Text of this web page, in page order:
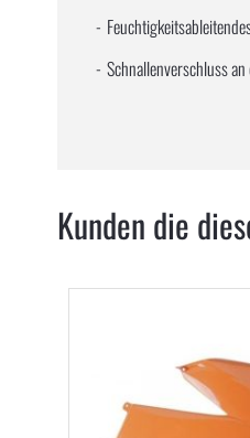
Schnallenverschluss
Kunden die